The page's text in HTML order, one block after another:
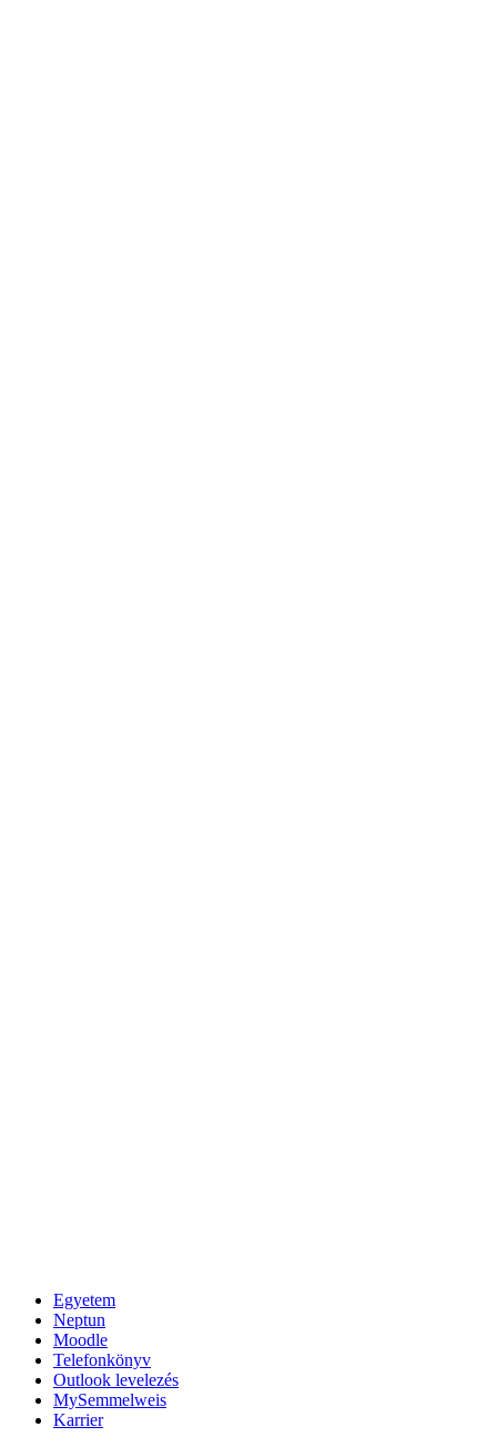
Egyetem
Neptun
Moodle
Telefonkönyv
Outlook levelezés
MySemmelweis
Karrier